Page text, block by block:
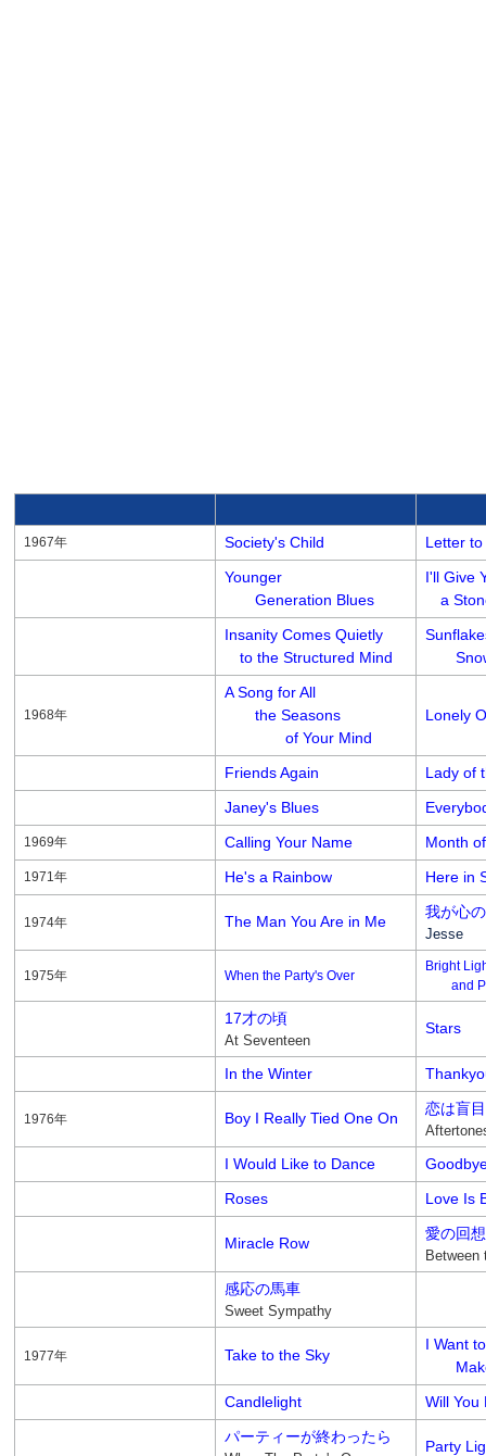
1967年 Society's Child
Letter
Younger
Generation Blues
I'll Give
a
Insanity Comes Quietly
to the Structured Mind
1968年
A Song for All
the Seasons
of Your Mind
Lonely
Friends Again
Lady of
Janey's Blues
1969年 Calling Your Name Month
1971年 He's a Rainbow Here in
1974年 The Man You Are in Me
我が心
Jesse
1975年 When the Party's Over
Bright
and
17才の頃
At Seventeen
Stars
In the Winter
1976年 Boy I Really Tied One On
恋は盲目
I Would Like to Dance
Roses
Love Is
Miracle Row
愛の回
Between
感応の馬車
Sweet Sympathy
1977年 Take to the Sky
I Want to
Make
Candlelight
Will You
パーティーが終わったら
Party